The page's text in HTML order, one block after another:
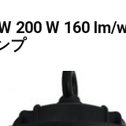
200 W 160 lm/
プ